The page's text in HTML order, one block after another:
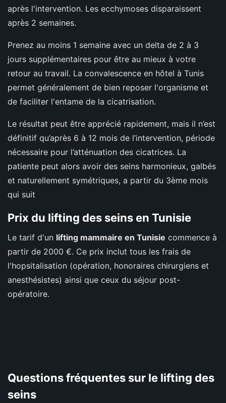
après l'intervention. Les ecchymoses disparaissent
après 2 semaines.
Prenez au moins 1 semaine avec un delta de 2 à 3
jours supplémentaires pour être au mieux à votre
retour au travail. La convalescence en hôtel à Tunis
permet généralement de bien reposer l'organisme et
de faciliter l'entame de la cicatrisation.
Le résultat peut être apprécié rapidement, mais il n’est
définitif qu’après 6 à 12 mois de l’intervention, période
nécessaire pour l’atténuation des cicatrices. La
patiente peut alors avoir des seins harmonieux, galbés
et naturellement symétriques, a partir du 3ème mois
qui suit
Prix du lifting des seins en Tunisie
Le tarif d'un lifting mammaire en Tunisie commence à
partir de 2000 €. Ce prix inclut tous les frais de
l'hopsitalisation (opération, honoraires chirurgiens et
anesthésistes) ainsi que ceux du séjour post-
opératoire.
Questions fréquentes sur le lifting des
seins